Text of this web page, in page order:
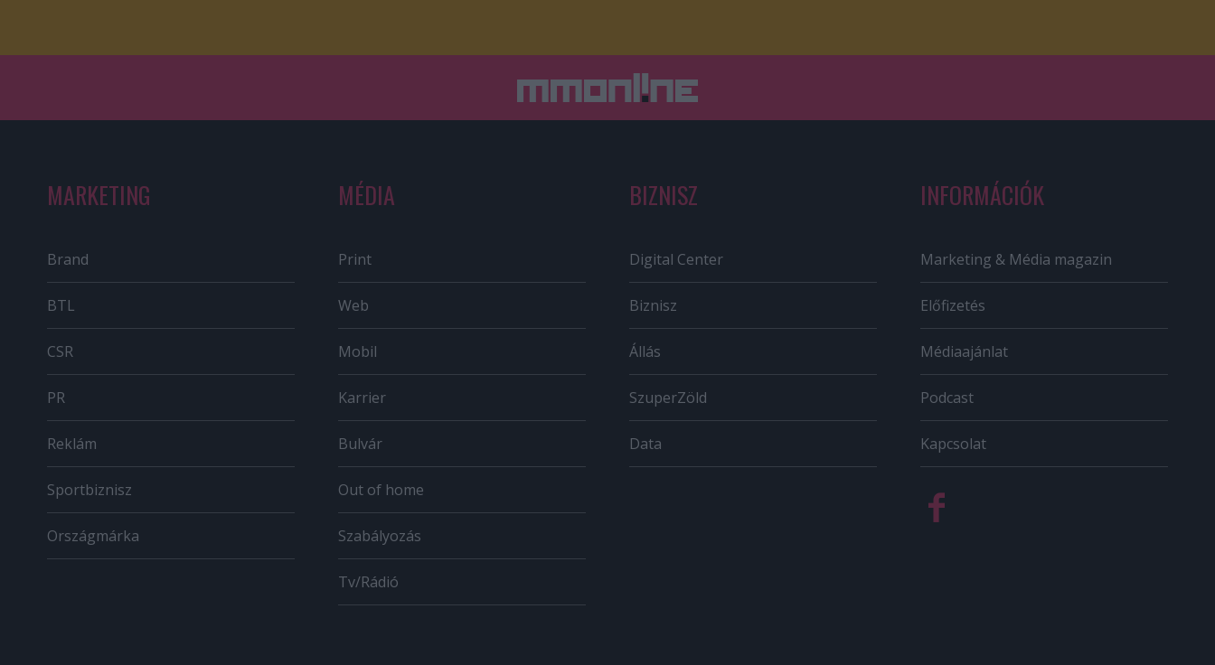
MARKETING
Brand
BTL
CSR
PR
Reklám
Sportbiznisz
Országmárka
MÉDIA
Print
Web
Mobil
Karrier
Bulvár
Out of home
Szabályozás
Tv/Rádió
BIZNISZ
Digital Center
Biznisz
Állás
SzuperZöld
Data
INFORMÁCIÓK
Marketing & Média magazin
Előfizetés
Médiaajánlat
Podcast
Kapcsolat